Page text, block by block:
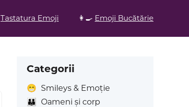
Tastatura Emoji 👩‍🍳 Emoji Bucătărie
Categorii
😁 Smileys & Emoție
👪
Oameni și corp